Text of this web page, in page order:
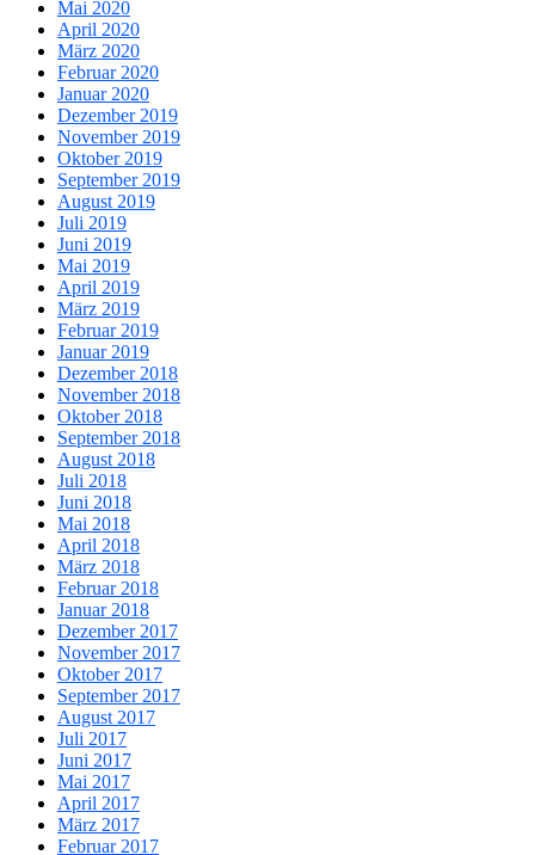
Mai 2020
April 2020
März 2020
Februar 2020
Januar 2020
Dezember 2019
November 2019
Oktober 2019
September 2019
August 2019
Juli 2019
Juni 2019
Mai 2019
April 2019
März 2019
Februar 2019
Januar 2019
Dezember 2018
November 2018
Oktober 2018
September 2018
August 2018
Juli 2018
Juni 2018
Mai 2018
April 2018
März 2018
Februar 2018
Januar 2018
Dezember 2017
November 2017
Oktober 2017
September 2017
August 2017
Juli 2017
Juni 2017
Mai 2017
April 2017
März 2017
Februar 2017